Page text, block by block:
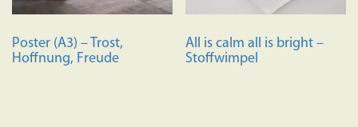
der
Poster (A3) – Trost,
Hoffnung, Freude
All is calm all is bright –
Stoffwimpel